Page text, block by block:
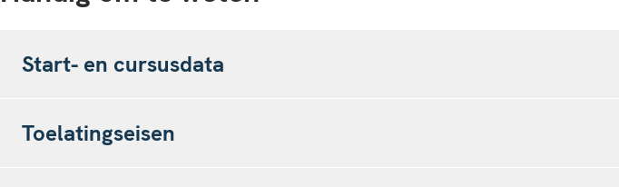
Start- en cursusdata
Toelatingseisen